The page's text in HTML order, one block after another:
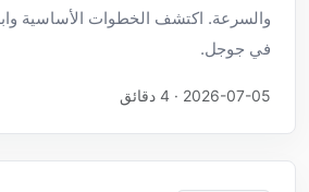
والسرعة. اكتشف الخطوات الأساسية
في جوجل.
2026-07-05 · 4 دقائق